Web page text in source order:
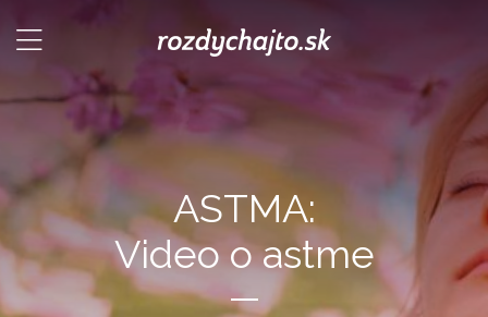
ASTMA:
Video o astme